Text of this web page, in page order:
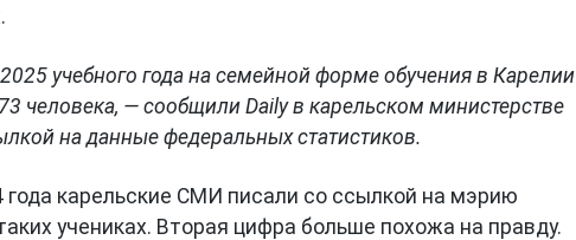
учебного года на семейной форме обучения в Карелии
человека, — сообщили Daily в карельском министерстве
на данные федеральных статистиков.
карельские СМИ писали со ссылкой на мэрию
учениках. Вторая цифра больше похожа на правду.